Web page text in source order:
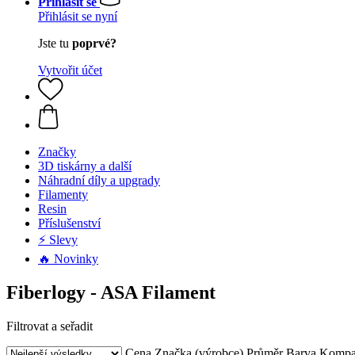
Přihlásit se nyní
Jste tu poprvé?
Vytvořit účet
Značky
3D tiskárny a další
Náhradní díly a upgrady
Filamenty
Resin
Příslušenství
⚡ Slevy
🔥 Novinky
Fiberlogy - ASA Filament
Filtrovat a seřadit